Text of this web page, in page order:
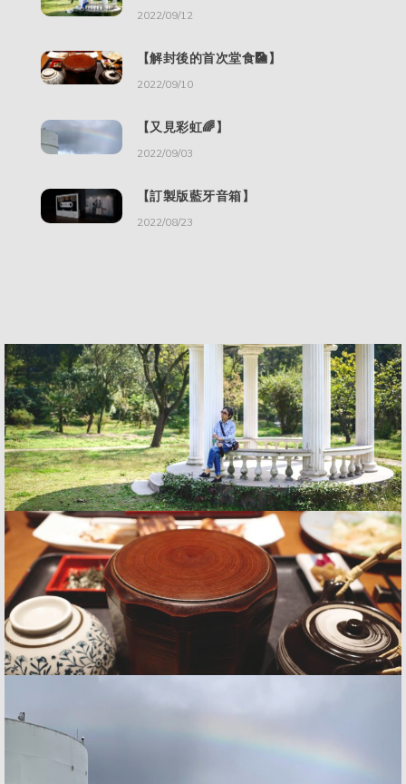
2022/09/12
【解封後的首次堂食🎑】
2022/09/10
【又見彩虹🌈】
2022/09/03
【訂製版藍牙音箱】
2022/08/23